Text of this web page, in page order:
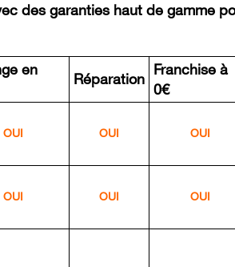
des garanties haut de gamme
en
Réparation
Franchise à
0€
OUI OUI OUI
OUI OUI OUI